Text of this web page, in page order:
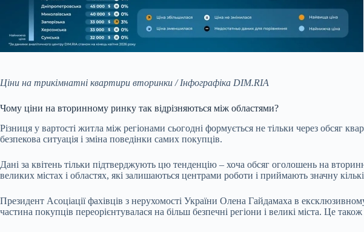
Ціни на трикімнатні квартири вторинки / Інфографіка DIM.RIA
Чому ціни на вторинному ринку так відрізняються між областями?
Різниця у вартості житла між регіонами сьогодні формується не тільки через обсяг
безпекова ситуація і зміна поведінки самих покупців.
Дані за квітень тільки підтверджують цю тенденцію – хоча обсяг оголошень на
великих містах і областях, які залишаються центрами роботи і приймають значну
Президент Асоціації фахівців з нерухомості України Олена Гайдамаха в
частина покупців переорієнтувалася на більш безпечні регіони і великі міста. Це